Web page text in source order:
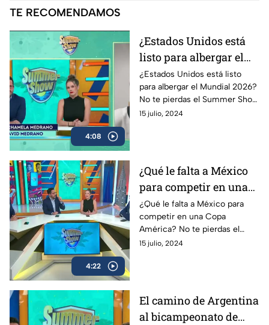
TE RECOMENDAMOS
4:08
¿Estados Unidos está
listo para albergar el
Mundial 2026? |
Summer Show
¿Estados Unidos está listo
para albergar el Mundial 2026?
No te pierdas el Summer Show
de lunes a viernes a las 22:30
15 julio, 2024
4:22
¿Qué le falta a México
para competir en una
Copa América? |
Summer Show
¿Qué le falta a México para
competir en una Copa
América? No te pierdas el
Summer Show de lunes a
15 julio, 2024
El camino de Argentina
al bicampeonato de